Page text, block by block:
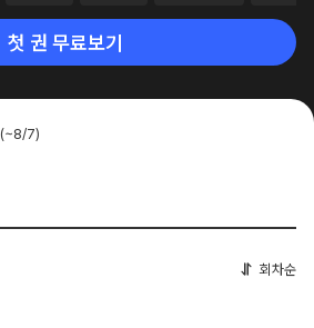
첫 권 무료보기
(~8/7)
회차순